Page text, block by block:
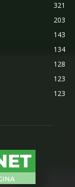
321
203
143
134
128
123
123